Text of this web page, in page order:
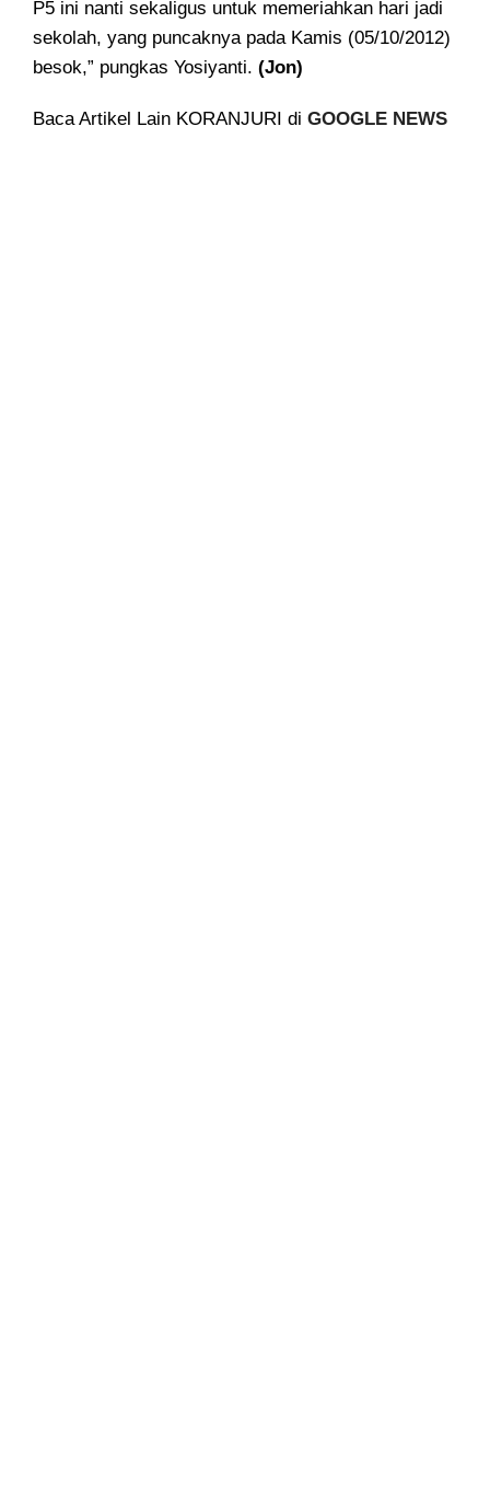
P5 ini nanti sekaligus untuk memeriahkan hari jadi
sekolah, yang puncaknya pada Kamis (05/10/2012)
besok,” pungkas Yosiyanti. (Jon)
Baca Artikel Lain KORANJURI di GOOGLE NEWS